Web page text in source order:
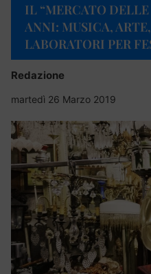
IL “MERCATO
ANNI: MUSICA,
LABORATORI PER
Redazione
martedì 26 Marzo 2019